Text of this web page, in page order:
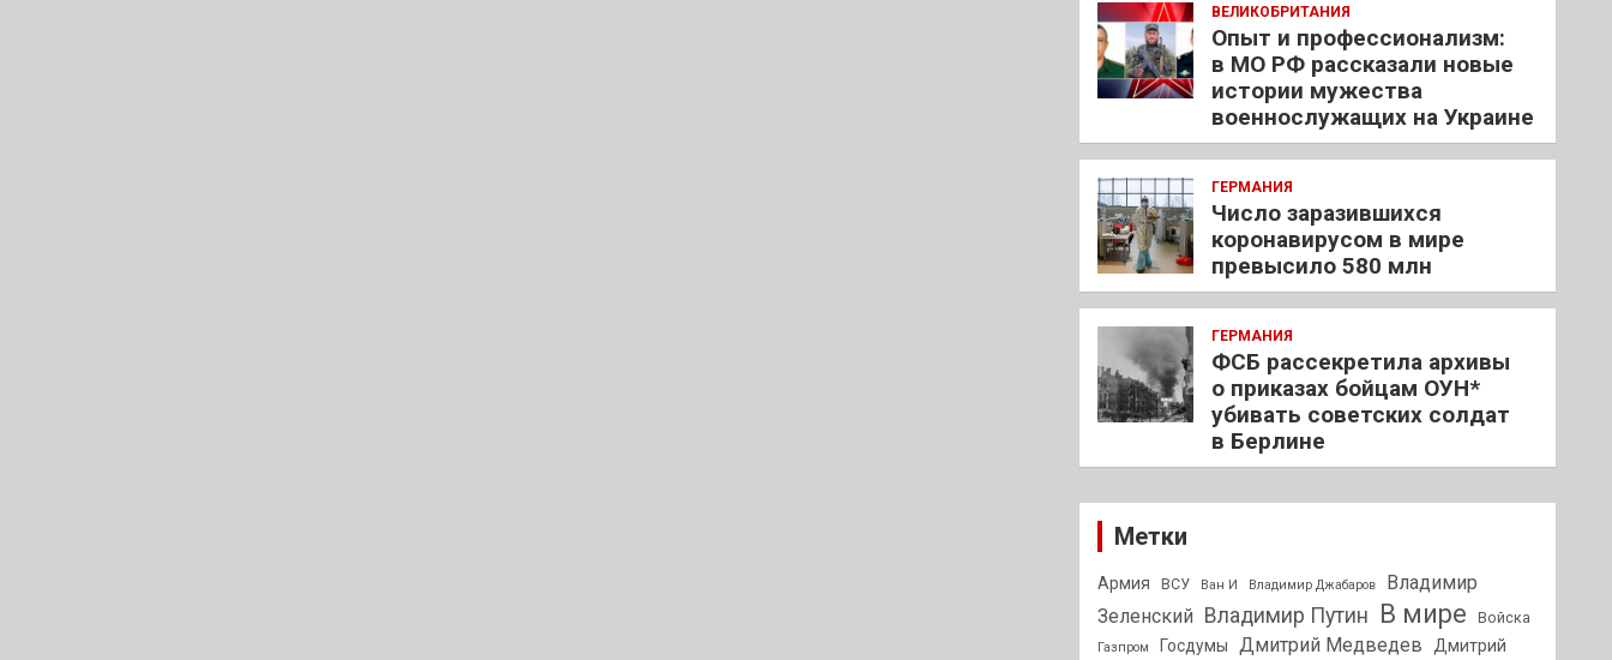
ВЕЛИКОБРИТАНИЯ
Опыт и профессионализм:
в МО РФ рассказали новые
истории мужества
военнослужащих на Украине
ГЕРМАНИЯ
Число заразившихся
коронавирусом в мире
превысило 580 млн
ГЕРМАНИЯ
ФСБ рассекретила архивы
о приказах бойцам ОУН*
убивать советских солдат
в Берлине
Метки
Армия ВСУ Ван И Владимир Джабаров
Владимир
Зеленский
Владимир Путин В мире Войска
Газпром Госдумы Дмитрий Медведев Дмитрий